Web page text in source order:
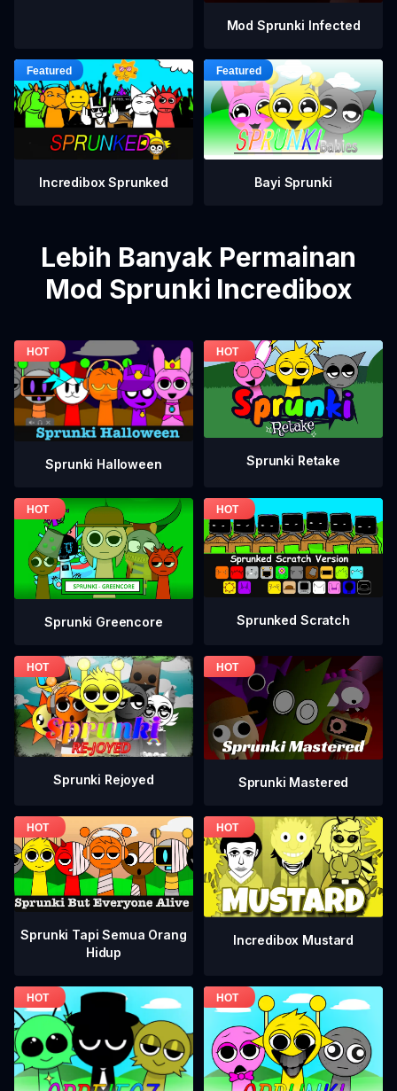
Mod Sprunki Infected
Incredibox Sprunked Bayi Sprunki
Lebih Banyak Permainan
Mod Sprunki Incredibox
Sprunki Halloween Sprunki Retake
Sprunki Greencore Sprunked Scratch
Sprunki Rejoyed Sprunki Mastered
Sprunki Tapi Semua Orang
Hidup
Incredibox Mustard